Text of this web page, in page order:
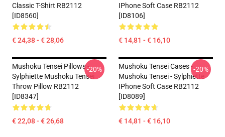
Classic T-Shirt RB2112
[ID8560]
€ 24,38 - € 28,06
IPhone Soft Case RB2112
[ID8106]
€ 14,81 - € 16,10
Mushoku Tensei Pillows -
Sylphiette Mushoku Tensei
Throw Pillow RB2112
[ID8347]
€ 22,08 - € 26,68
-20%
Mushoku Tensei Cases -
Mushoku Tensei - Sylphiette
IPhone Soft Case RB2112
[ID8089]
€ 14,81 - € 16,10
-20%